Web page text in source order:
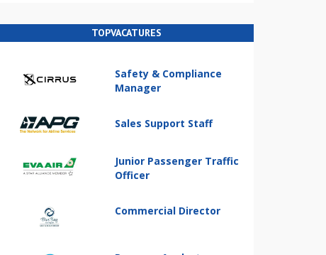
TOPVACATURES
Safety & Compliance
Manager
Sales Support Staff
Junior Passenger Traffic
Officer
Commercial Director